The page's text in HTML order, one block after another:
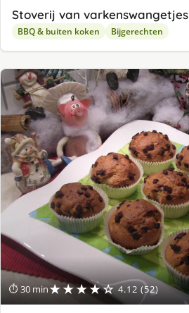
Stoverij van varkenswangetjes
BBQ & buiten koken Bijgerechten
⏱ 30 min★★★★☆ 4.12 (52)